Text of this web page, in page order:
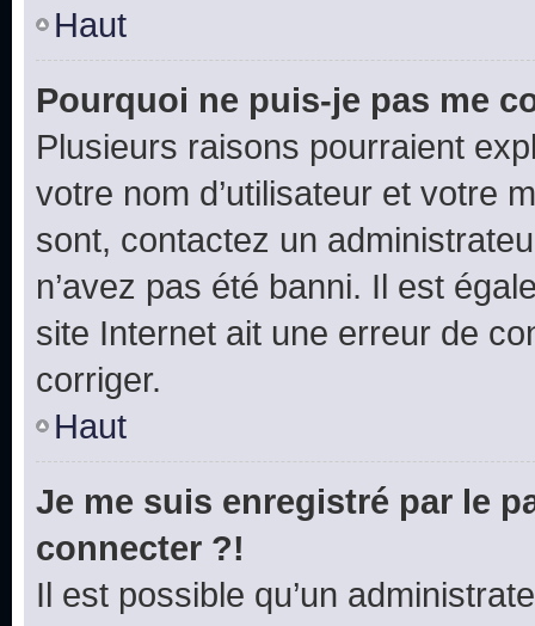
Haut
Pourquoi ne puis-je pas me
Plusieurs raisons pourraient
votre nom d’utilisateur et votre
sont, contactez un
n’avez pas été banni. Il est
site Internet ait une erreur de
corriger.
Haut
Je me suis enregistré par le
connecter ?!
Il est possible qu’un